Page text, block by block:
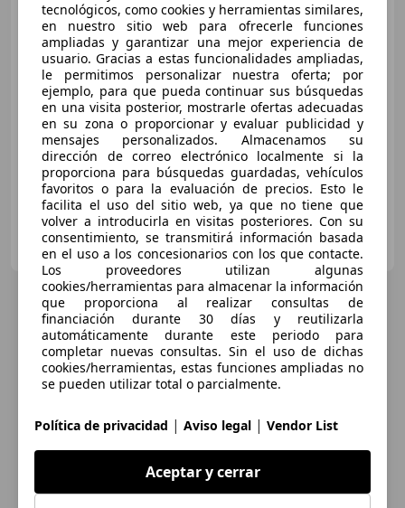
130
€ 15.500
Precio justo
07/2022 79.132 km Gasolina 96 kW (131 CV)
DEL PASO CAR HIRE
ES-29004 MALAGA
tecnológicos, como cookies y herramientas similares,
en nuestro sitio web para ofrecerle funciones
ampliadas y garantizar una mejor experiencia de
usuario. Gracias a estas funcionalidades ampliadas,
le permitimos personalizar nuestra oferta; por
ejemplo, para que pueda continuar sus búsquedas
en una visita posterior, mostrarle ofertas adecuadas
en su zona o proporcionar y evaluar publicidad y
mensajes personalizados. Almacenamos su
dirección de correo electrónico localmente si la
proporciona para búsquedas guardadas, vehículos
favoritos o para la evaluación de precios. Esto le
facilita el uso del sitio web, ya que no tiene que
volver a introducirla en visitas posteriores. Con su
consentimiento, se transmitirá información basada
en el uso a los concesionarios con los que contacte.
Los proveedores utilizan algunas
cookies/herramientas para almacenar la información
que proporciona al realizar consultas de
financiación durante 30 días y reutilizarla
automáticamente durante este periodo para
completar nuevas consultas. Sin el uso de dichas
cookies/herramientas, estas funciones ampliadas no
se pueden utilizar total o parcialmente.
Política de privacidad | Aviso legal | Vendor List
Aceptar y cerrar